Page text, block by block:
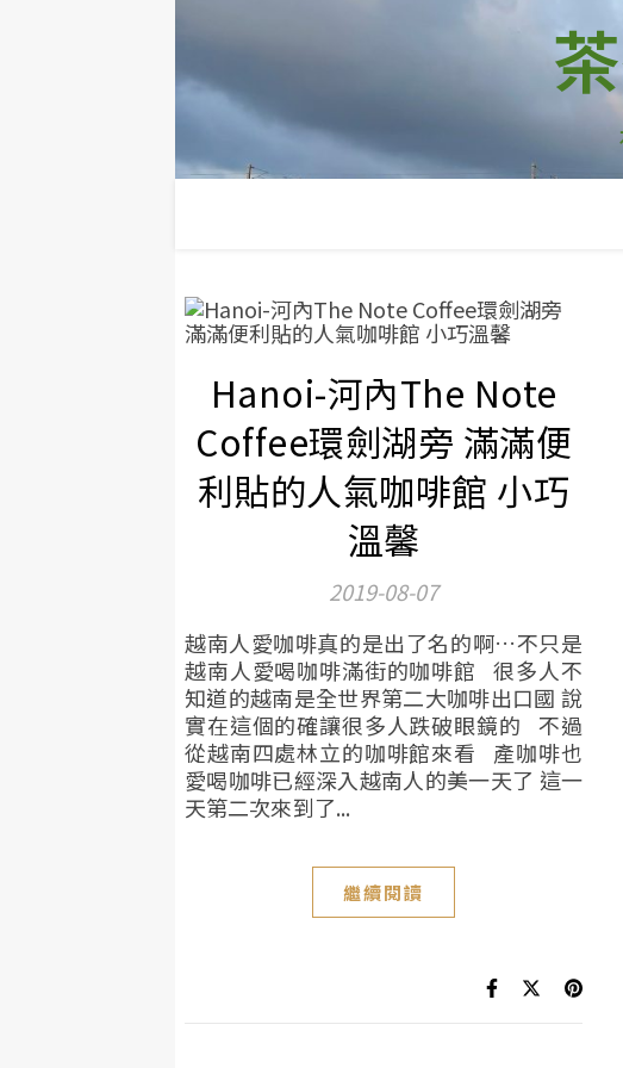
Hanoi-河內The Note
Coffee環劍湖旁 滿滿便
利貼的人氣咖啡館 小巧
溫馨
2019-08-07
越南人愛咖啡真的是出了名的啊…不只是
越南人愛喝咖啡滿街的咖啡館 很多人不
知道的越南是全世界第二大咖啡出口國 說
實在這個的確讓很多人跌破眼鏡的 不過
從越南四處林立的咖啡館來看 產咖啡也
愛喝咖啡已經深入越南人的美一天了 這一
天第二次來到了...
繼續閱讀